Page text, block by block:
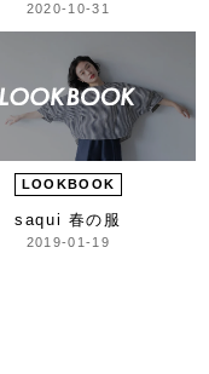
2020-10-31
LOOKBOOK
saqui 春の服
2019-01-19